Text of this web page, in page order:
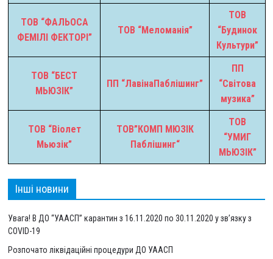
ТОВ “ФАЛЬОСА
ФЕМІЛІ ФЕКТОРІ”
ТОВ “Меломанія”
ТОВ
“Будинок
Культури”
ТОВ “БЕСТ
МЬЮЗІК”
ПП “ЛавінаПаблішинг”
ПП
“Світова
музика”
ТОВ “Віолет
Мьюзік”
ТОВ”КОМП МЮЗІК
Паблішинг“
ТОВ
“УМИГ
МЬЮЗІК”
Інші новини
Увага! В ДО “УААСП” карантин з 16.11.2020 по 30.11.2020 у зв’язку з
COVID-19
Розпочато ліквідаційні процедури ДО УААСП